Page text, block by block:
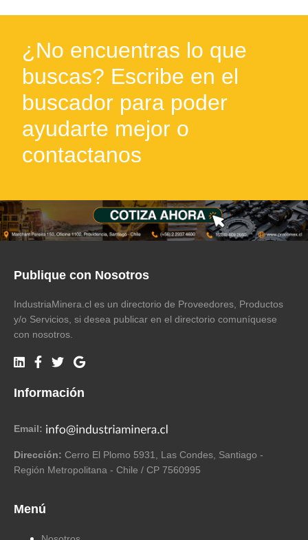
¿No encuentras lo que
buscas? Escribe en el
buscador para poder
ayudarte mejor o
contactanos
Publique con Nosotros
IndustriaMinera.cl es un directorio de Proveedores, Productos
y/o Servicios, si desea publicar en el directorio comuníquese
con nosotros.
Información
Email:
Dirección: Cerro El Plomo 5931, Las Condes, Santiago -
Región Metropolitana - Chile / CP 7560995
Menú